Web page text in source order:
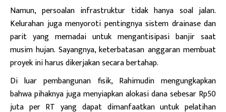
Namun, persoalan infrastruktur tidak hanya soal jalan.
Kelurahan juga menyoroti pentingnya sistem drainase dan
parit yang memadai untuk mengantisipasi banjir saat
musim hujan. Sayangnya, keterbatasan anggaran membuat
proyek ini harus dikerjakan secara bertahap.
Di luar pembangunan fisik, Rahimudin mengungkapkan
bahwa pihaknya juga menyiapkan alokasi dana sebesar Rp50
juta per RT yang dapat dimanfaatkan untuk pelatihan